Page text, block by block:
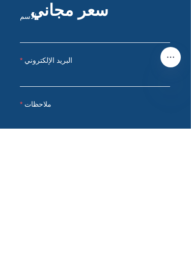
الاسم
البريد الإلكتروني
ملاحظات
سعر مجاني
AR